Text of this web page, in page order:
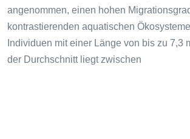
angenommen, einen hohen
kontrastierenden aquatischen
Individuen mit einer Länge von bis zu 7,3
der Durchschnitt liegt zwischen